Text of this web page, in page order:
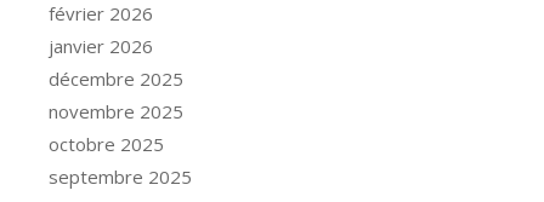
février 2026
janvier 2026
décembre 2025
novembre 2025
octobre 2025
septembre 2025